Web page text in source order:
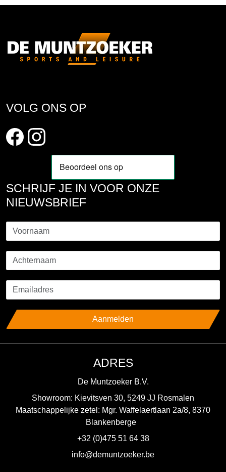
VOLG ONS OP
SCHRIJF JE IN VOOR ONZE
NIEUWSBRIEF
Aanmelden
ADRES
De Muntzoeker B.V.
Showroom: Kievitsven 30, 5249 JJ Rosmalen
Maatschappelijke zetel: Mgr. Waffelaertlaan 2a/8, 8370
Blankenberge
+32 (0)475 51 64 38
info@demuntzoeker.be